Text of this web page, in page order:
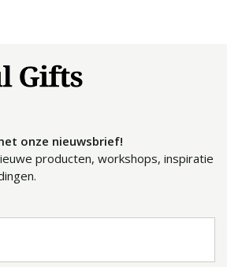
onze nieuwsbrief!
producten, workshops, inspiratie